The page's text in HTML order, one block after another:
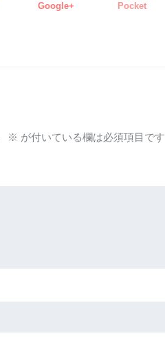
Google+ Pocket
※ が付いている欄は必須項目です